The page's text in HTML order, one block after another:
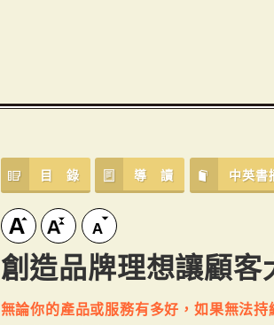
目 錄 導 讀 中英書
創造品牌理想讓顧客
無論你的產品或服務有多好，如果無法